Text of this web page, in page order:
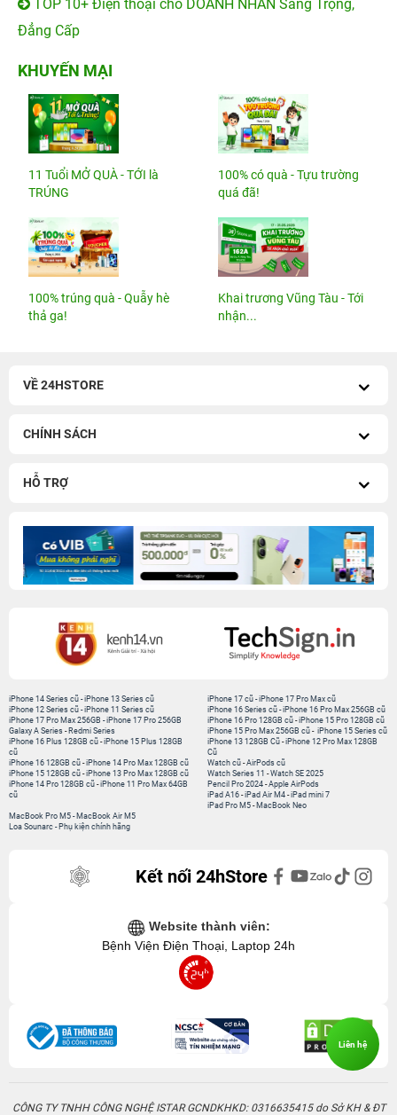
TOP 10+ Điện thoại cho DOANH NHÂN Sang Trọng,
Đẳng Cấp
KHUYẾN MẠI
11 Tuổi MỞ QUÀ - TỚI là
TRÚNG
100% có quà - Tựu trường
quá đã!
100% trúng quà - Quẫy hè
thả ga!
Khai trương Vũng Tàu - Tới
nhận...
VỀ 24HSTORE
CHÍNH SÁCH
HỖ TRỢ
iPhone 14 Series cũ -iPhone 13 Series cũ
iPhone 12 Series cũ -iPhone 11 Series cũ
iPhone 17 Pro Max 256GB -iPhone 17 Pro 256GB
Galaxy A Series - Redmi Series
iPhone 17 cũ -iPhone 17 Pro Max cũ
iPhone 16 Series cũ - iPhone 16 Pro Max 256GB cũ
iPhone 16 Pro 128GB cũ -iPhone 15 Pro 128GB cũ
iPhone 15 Pro Max 256GB cũ - iPhone 15 Series cũ
iPhone 16 Plus 128GB cũ -iPhone 15 Plus 128GB
cũ
iPhone 16 128GB cũ -iPhone 14 Pro Max 128GB cũ
iPhone 15 128GB cũ -iPhone 13 Pro Max 128GB cũ
iPhone 14 Pro 128GB cũ -iPhone 11 Pro Max 64GB
cũ
iPhone 13 128GB Cũ -iPhone 12 Pro Max 128GB
Cũ
Watch cũ -AirPods cũ
Watch Series 11 -Watch SE 2025
Pencil Pro 2024 -Apple AirPods
iPad A16 -iPad Air M4 -iPad mini 7
iPad Pro M5 - MacBook Neo
MacBook Pro M5 - MacBook Air M5
Loa Sounarc - Phụ kiện chính hãng
Kết nối 24hStore
Website thành viên:
Bệnh Viện Điện Thoại, Laptop 24h
CÔNG TY TNHH CÔNG NGHỆ ISTAR GCNDKHKD: 0316635415 do Sở KH & ĐT
Liên hệ